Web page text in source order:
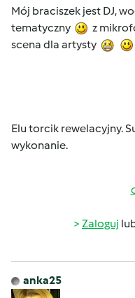
Mój braciszek jest DJ,
tematyczny
z
scena dla artysty
Elu torcik rewelacyjny.
wykonanie.
Zaloguj
anka25